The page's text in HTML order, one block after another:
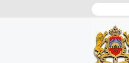
Search